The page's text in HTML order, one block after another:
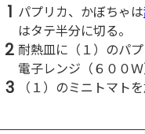
1 パプリカ、かぼちゃは
はタテ半分に切る。
2 耐熱皿に（１）のパ
電子レンジ（６００
3 （１）のミニトマト